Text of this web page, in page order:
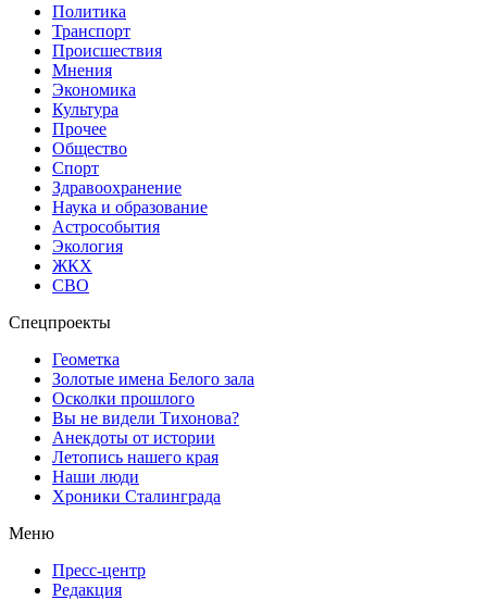
Политика
Транспорт
Происшествия
Мнения
Экономика
Культура
Прочее
Общество
Спорт
Здравоохранение
Наука и образование
Астрособытия
Экология
ЖКХ
СВО
Спецпроекты
Геометка
Золотые имена Белого зала
Осколки прошлого
Вы не видели Тихонова?
Анекдоты от истории
Летопись нашего края
Наши люди
Хроники Сталинграда
Меню
Пресс-центр
Редакция